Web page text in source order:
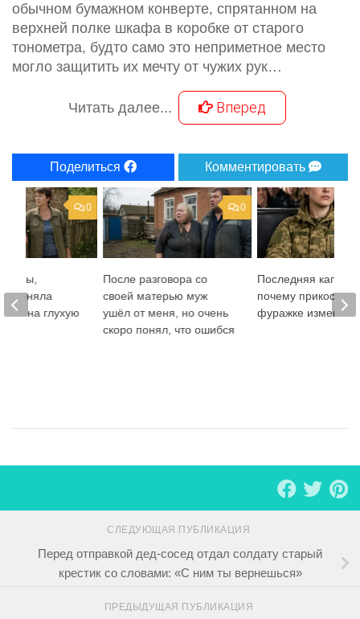
обычном бумажном конверте, спрятанном на
верхней полке шкафа в коробке от старого
тонометра, будто само это неприметное место
могло защитить их мечту от чужих рук…
Читать далее... Вперед
Поделиться Комментировать
0
После разговора со
своей матерью муж
ушёл от меня, но очень
скоро понял, что ошибся
Последняя капля:
почему
фуражке изменило
0
на глухую
СЛЕДУЮЩАЯ ПУБЛИКАЦИЯ
Перед отправкой дед-сосед отдал солдату старый
крестик со словами: «С ним ты вернешься»
ПРЕДЫДУЩАЯ ПУБЛИКАЦИЯ